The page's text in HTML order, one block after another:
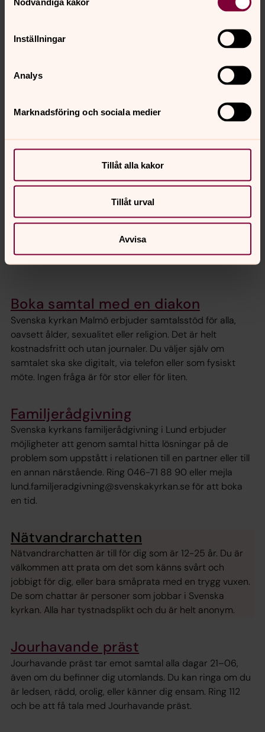
Inställningar
Analys
Marknadsföring och sociala medier
Tillåt alla kakor
Tillåt urval
Avvisa
kyrkan Malmö
E-post:tina.ogard@svenskakyrkan.se
Boka samtal med en diakon
Svenska kyrkan Malmö erbjuder samtalsstöd för alla,
oavsett ålder, sexualitet eller religion. Det är helt
kostnadsfritt och utan journaler. Du väljer själv om
samtalet ska ske digitalt, via telefon eller som fysiskt
möte. Ingen fråga är för stor eller för liten.
Familjerådgivning
Svenska kyrkans familjerådgivning i Lund erbjuder
möjligheter att genom samtal hitta lösningar på de
problem som uppstått i relationen till en partner eller till
en annan närstående. Ring 046-71 88 90 eller mejla
lund.familjeradgivning@svenskakyrkan.se för att boka
en tid.
Nätvandrarchatten
Nätvandrarchatten är till för dig som är 12-25 år. Du är
välkommen att prata om det som känns svårt och
jobbigt för dig, eller bara småprata med en trygg vuxen.
De som chattar är personer som jobbar i Svenska
kyrkan. Alla har tystnadsplikt och du är helt anonym.
Jourhavande präst
Jourhavande präst tar emot samtal alla dagar 21–06,
även om du befinner dig utomlands. Du kan ringa om du
är ledsen, rädd, orolig, eller känner dig ensam. Ring 112
och be att få tala med Jourhavande präst.